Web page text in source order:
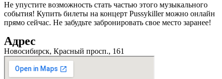
Не упустите возможность стать частью этого музыкального
события! Купить билеты на концерт Pussykiller можно онлайн
прямо сейчас. Не забудьте забронировать свое место заранее!
Адрес
Новосибирск, Красный просп., 161